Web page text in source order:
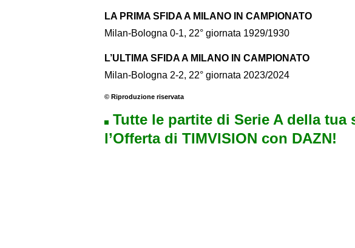
LA PRIMA SFIDA A MILANO IN CAMPIONATO
Milan-Bologna 0-1, 22° giornata 1929/1930
L’ULTIMA SFIDA A MILANO IN CAMPIONATO
Milan-Bologna 2-2, 22° giornata 2023/2024
© Riproduzione riservata
Tutte le partite di Serie A della tua
l’Offerta di TIMVISION con DAZN!